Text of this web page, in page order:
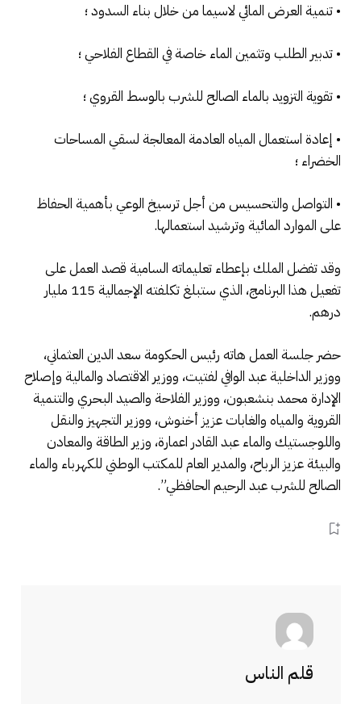
• تنمية العرض المائي لاسيما من خلال بناء السدود ؛
• تدبير الطلب وتثمين الماء خاصة في القطاع الفلاحي ؛
• تقوية التزويد بالماء الصالح للشرب بالوسط القروي ؛
• إعادة استعمال المياه العادمة المعالجة لسقي المساحات
الخضراء ؛
• التواصل والتحسيس من أجل ترسيخ الوعي بأهمية الحفاظ
على الموارد المائية وترشيد استعمالها.
وقد تفضل الملك بإعطاء تعليماته السامية قصد العمل على
تفعيل هذا البرنامج، الذي ستبلغ تكلفته الإجمالية 115 مليار
درهم.
حضر جلسة العمل هاته رئيس الحكومة سعد الدين العثماني،
ووزير الداخلية عبد الوافي لفتيت، ووزير الاقتصاد والمالية وإصلاح
الإدارة محمد بنشعبون، ووزير الفلاحة والصيد البحري والتنمية
القروية والمياه والغابات عزيز أخنوش، ووزير التجهيز والنقل
واللوجستيك والماء عبد القادر اعمارة، وزير الطاقة والمعادن
والبيئة عزيز الرباح، والمدير العام للمكتب الوطني للكهرباء والماء
الصالح للشرب عبد الرحيم الحافظي”.
قلم الناس